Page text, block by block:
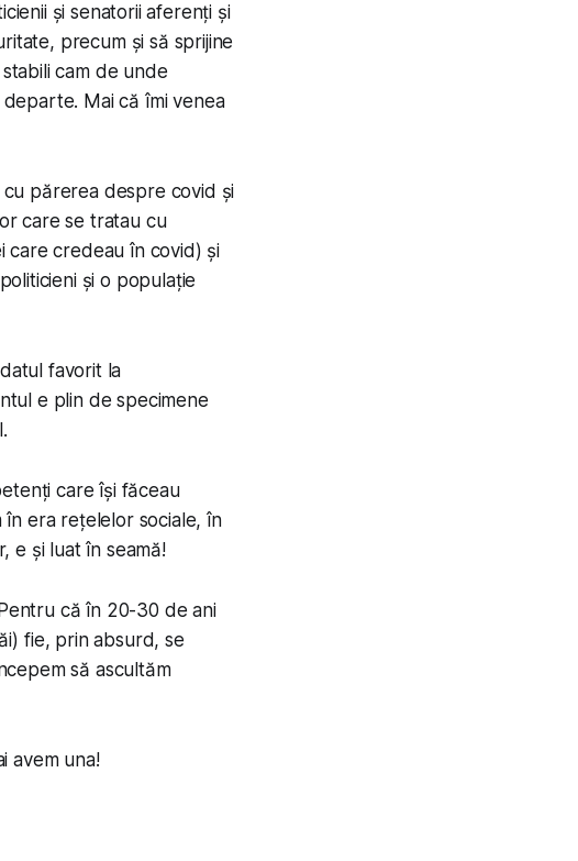
și senatorii aferenți și
precum și să sprijine
cam de unde
Mai că îmi venea
părerea despre covid și
care se tratau cu
carecredeau în covid) și
și o populație
favorit la
e plin de specimene
care își făceau
era rețelelor sociale, în
e și luat în seamă!
că în 20-30 de ani
fie, prin absurd, se
să ascultăm
avem una!